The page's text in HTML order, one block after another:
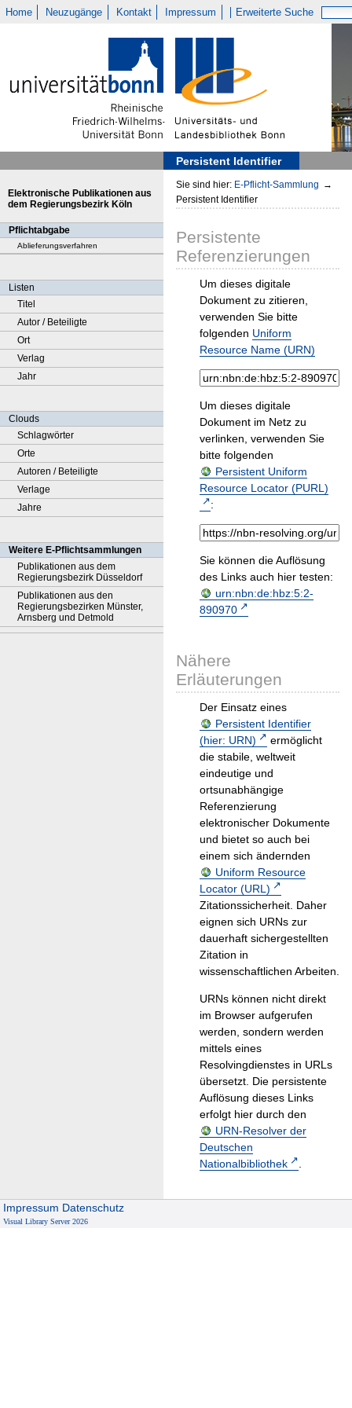
Home Neuzugänge Kontakt Impressum Erweiterte Suche
Persistent Identifier
Elektronische Publikationen aus
dem Regierungsbezirk Köln
Pflichtabgabe
Ablieferungsverfahren
Listen
Titel
Autor / Beteiligte
Ort
Verlag
Jahr
Clouds
Schlagwörter
Orte
Autoren / Beteiligte
Verlage
Jahre
Weitere E-Pflichtsammlungen
Publikationen aus dem
Regierungsbezirk Düsseldorf
Publikationen aus den
Regierungsbezirken Münster,
Arnsberg und Detmold
Sie sind hier: E-Pflicht-Sammlung →
Persistent Identifier
Persistente
Referenzierungen
Um dieses digitale
Dokument zu zitieren,
verwenden Sie bitte
folgenden Uniform
Resource Name (URN)
Um dieses digitale
Dokument im Netz zu
verlinken, verwenden Sie
bitte folgenden
Persistent Uniform
Resource Locator (PURL)
:
Sie können die Auflösung
des Links auch hier testen:
urn:nbn:de:hbz:5:2-
890970
Nähere
Erläuterungen
Der Einsatz eines
Persistent Identifier
(hier: URN)
ermöglicht
die stabile, weltweit
eindeutige und
ortsunabhängige
Referenzierung
elektronischer Dokumente
und bietet so auch bei
einem sich ändernden
Uniform Resource
Locator (URL)
Zitationssicherheit. Daher
eignen sich URNs zur
dauerhaft sichergestellten
Zitation in
wissenschaftlichen Arbeiten.
URNs können nicht direkt
im Browser aufgerufen
werden, sondern werden
mittels eines
Resolvingdienstes in URLs
übersetzt. Die persistente
Auflösung dieses Links
erfolgt hier durch den
URN-Resolver der
Deutschen
Nationalbibliothek
.
Impressum Datenschutz
Visual Library Server 2026